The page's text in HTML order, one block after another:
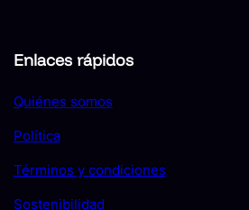
Enlaces rápidos
Quiénes somos
Política
Términos y condiciones
Sostenibilidad